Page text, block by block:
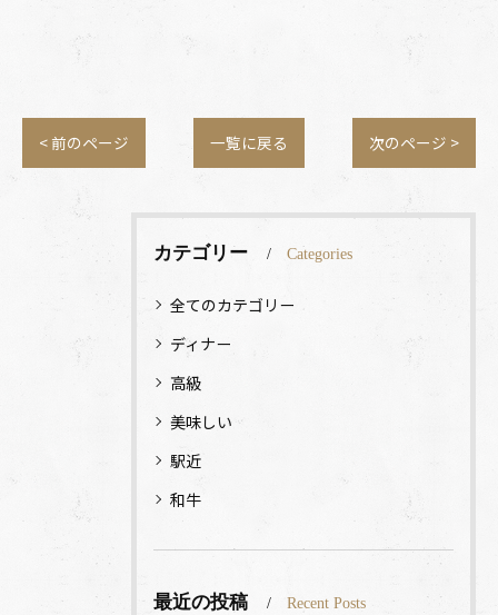
< 前のページ 一覧に戻る 次のページ >
カテゴリー Categories
全てのカテゴリー
ディナー
高級
美味しい
駅近
和牛
最近の投稿 Recent Posts